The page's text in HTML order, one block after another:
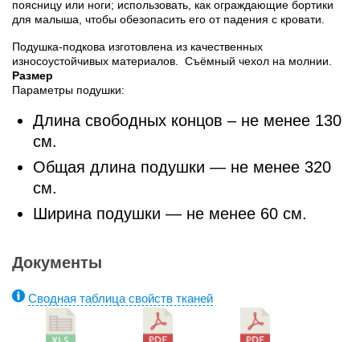
поясницу или ноги; использовать, как ограждающие бортики
для малыша, чтобы обезопасить его от падения с кровати.
Подушка-подкова изготовлена из качественных
износоустойчивых материалов. Съёмный чехол на молнии.
Размер
Параметры подушки:
Длина свободных концов – не менее 130
см.
Общая длина подушки — не менее 320
см.
Ширина подушки — не менее 60 см.
Документы
Сводная таблица свойств тканей